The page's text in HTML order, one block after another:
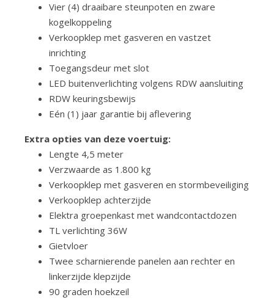
Vier (4) draaibare steunpoten en zware
kogelkoppeling
Verkoopklep met gasveren en vastzet
inrichting
Toegangsdeur met slot
LED buitenverlichting volgens RDW aansluiting
RDW keuringsbewijs
Eén (1) jaar garantie bij aflevering
Extra opties van deze voertuig:
Lengte 4,5 meter
Verzwaarde as 1.800 kg
Verkoopklep met gasveren en stormbeveiliging
Verkoopklep achterzijde
Elektra groepenkast met wandcontactdozen
TL verlichting 36W
Gietvloer
Twee scharnierende panelen aan rechter en
linkerzijde klepzijde
90 graden hoekzeil